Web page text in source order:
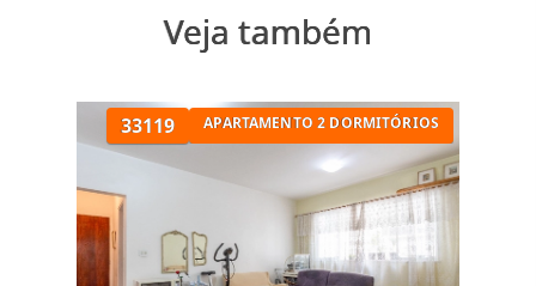
Veja também
33119 APARTAMENTO 2 DORMITÓRIOS